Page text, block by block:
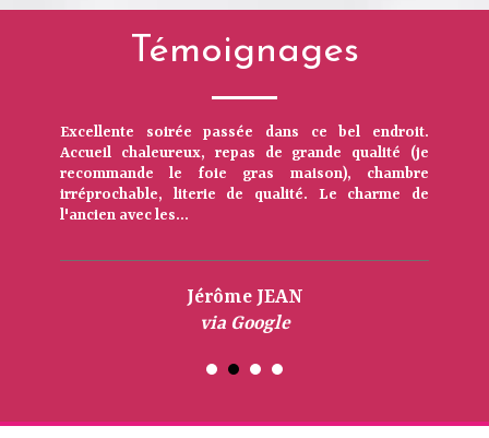
Témoignages
Excellente soirée passée dans ce bel endroit.
Accueil chaleureux, repas de grande qualité (je
recommande le foie gras maison), chambre
irréprochable, literie de qualité. Le charme de
l'ancien avec les...
Jérôme JEAN
via Google